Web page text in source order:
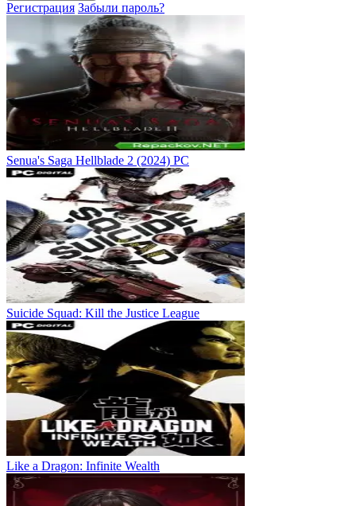
Регистрация Забыли пароль?
Senua's Saga Hellblade 2 (2024) PC
Suicide Squad: Kill the Justice League
Like a Dragon: Infinite Wealth